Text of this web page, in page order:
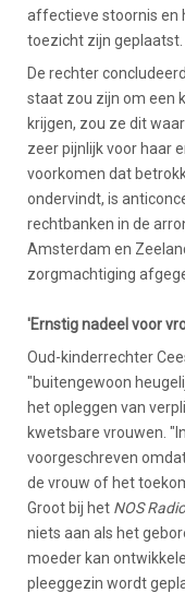
affectieve stoornis en
toezicht zijn geplaatst.
De rechter
staat zou zijn om een
krijgen, zou ze dit
zeer pijnlijk voor haar
voorkomen dat
ondervindt, is
rechtbanken in de
Amsterdam en
zorgmachtiging
'Ernstig nadeel voor
Oud-kinderrechter
"buitengewoon
het opleggen van
kwetsbare vrouwen.
voorgeschreven
de vrouw of het
Groot bij het NOS
niets aan als het
moeder kan
pleeggezin wordt